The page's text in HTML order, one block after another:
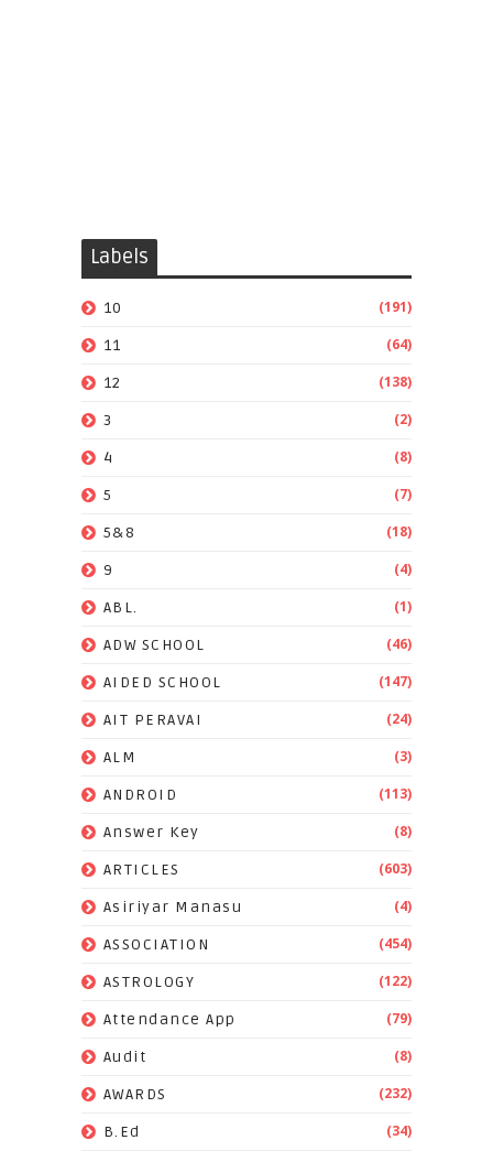
Labels
10 (191)
11 (64)
12 (138)
3 (2)
4 (8)
5 (7)
5&8 (18)
9 (4)
ABL. (1)
ADW SCHOOL (46)
AIDED SCHOOL (147)
AIT PERAVAI (24)
ALM (3)
ANDROID (113)
Answer Key (8)
ARTICLES (603)
Asiriyar Manasu (4)
ASSOCIATION (454)
ASTROLOGY (122)
Attendance App (79)
Audit (8)
AWARDS (232)
B.Ed (34)